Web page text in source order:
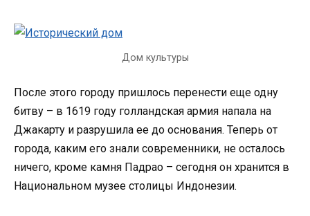
Дом культуры
После этого городу пришлось перенести еще одну
битву – в 1619 году голландская армия напала на
Джакарту и разрушила ее до основания. Теперь от
города, каким его знали современники, не осталось
ничего, кроме камня Падрао – сегодня он хранится в
Национальном музее столицы Индонезии.